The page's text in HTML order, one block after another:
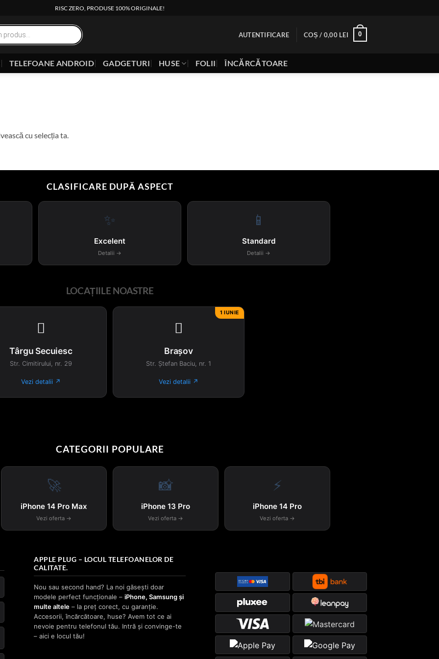
RISC ZERO, PRODUSE 100% ORIGINALE!
AUTENTIFICARE COȘ / 0,00 LEI 0
TELEFOANE ANDROID GADGETURI HUSE FOLII ÎNCĂRCĂTOARE
cu selecția ta.
CLASIFICARE DUPĂ ASPECT
✨
Excelent
Detalii →
📱
Standard
Detalii →
LOCAȚIILE NOASTRE

Târgu Secuiesc
Str. Cimitirului, nr. 29
Vezi detalii ↗
1 IUNIE

Brașov
Str. Ștefan Baciu, nr. 1
Vezi detalii ↗
CATEGORII POPULARE
🚀
iPhone 14 Pro Max
Vezi oferta →
📸
iPhone 13 Pro
Vezi oferta →
⚡
iPhone 14 Pro
Vezi oferta →
APPLE PLUG – LOCUL TELEFOANELOR DE
CALITATE.
Nou sau second hand? La noi găsești doar
modele perfect funcționale – iPhone, Samsung și
multe altele – la preț corect, cu garanție.
Accesorii, încărcătoare, huse? Avem tot ce ai
nevoie pentru telefonul tău. Intră și convinge-te
– aici e locul tău!